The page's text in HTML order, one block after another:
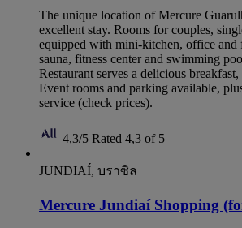
The unique location of Mercure
excellent stay. Rooms for couples,
equipped with mini-kitchen, office and
sauna, fitness center and swimming
Restaurant serves a delicious
Event rooms and parking available,
service (check prices).
4,3/5 Rated 4,3 of 5
JUNDIAÍ, บราซิล
Mercure Jundiaí Shopping